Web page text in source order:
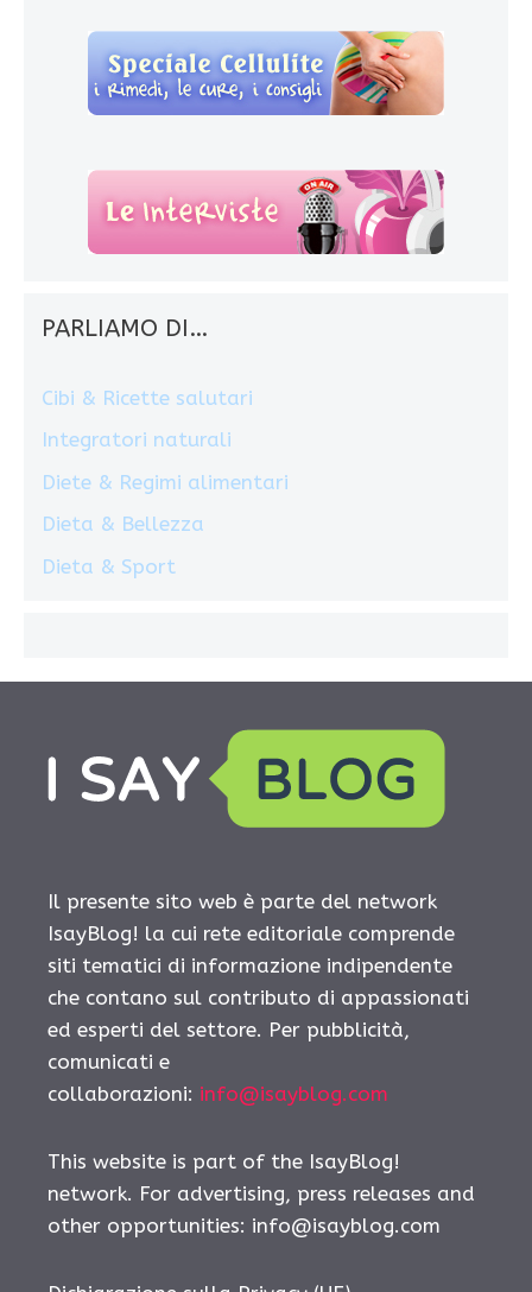
PARLIAMO DI…
Cibi & Ricette salutari
Integratori naturali
Diete & Regimi alimentari
Dieta & Bellezza
Dieta & Sport
Il presente sito web è parte del network
IsayBlog! la cui rete editoriale comprende
siti tematici di informazione indipendente
che contano sul contributo di appassionati
ed esperti del settore. Per pubblicità,
comunicati e
collaborazioni: info@isayblog.com
This website is part of the IsayBlog!
network. For advertising, press releases and
other opportunities: info@isayblog.com